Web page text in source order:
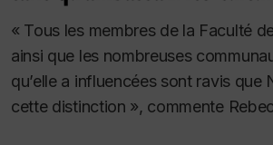
« Tous les membres de la Faculté
ainsi que les nombreuses
qu’elle a influencées sont ravis que
cette distinction », commente